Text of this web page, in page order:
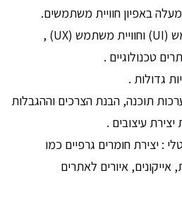
באפיון חוויית משתמשים.
ניסיון בעיצוב ממשקי משתמש (UI) וחוויית משתמש (UX) ,
טכנולוגיים .
גדולות .
תוכנה, הבנת הצרכים וההגבלות
עיצובים .
: יצירת חומרים גרפיים כמו
אייקונים, איורים לאתרים